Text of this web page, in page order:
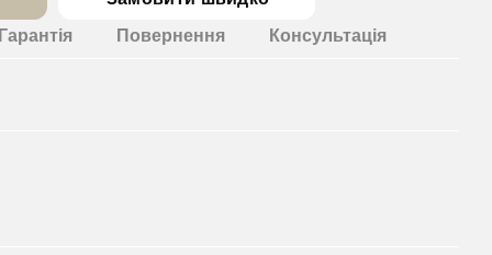
Повернення Консультація